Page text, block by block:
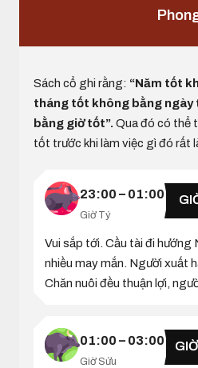
Sách cổ ghi rằng: “Năm tốt
tháng tốt không bằng
bằng giờ tốt”. Qua đó có thể
tốt trước khi làm việc gì đó rất
23:00 – 01:00
Giờ Tý
Vui sắp tới. Cầu tài đi hướng
nhiều may mắn. Người xuất
Chăn nuôi đều thuận lợi,
01:00 – 03:00
Giờ Sửu